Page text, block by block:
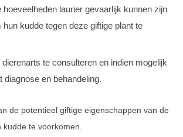
laurier gevaarlijk kunnen zijn
kudde tegen deze giftige plant te
te consulteren en indien mogelijk
en behandeling.
de potentieel giftige eigenschappen van de
te voorkomen.